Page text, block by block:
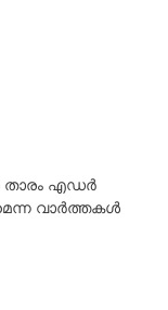
താരം എഡർ
വാർത്തകൾ